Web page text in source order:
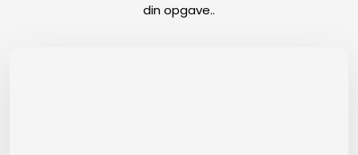
din opgave..